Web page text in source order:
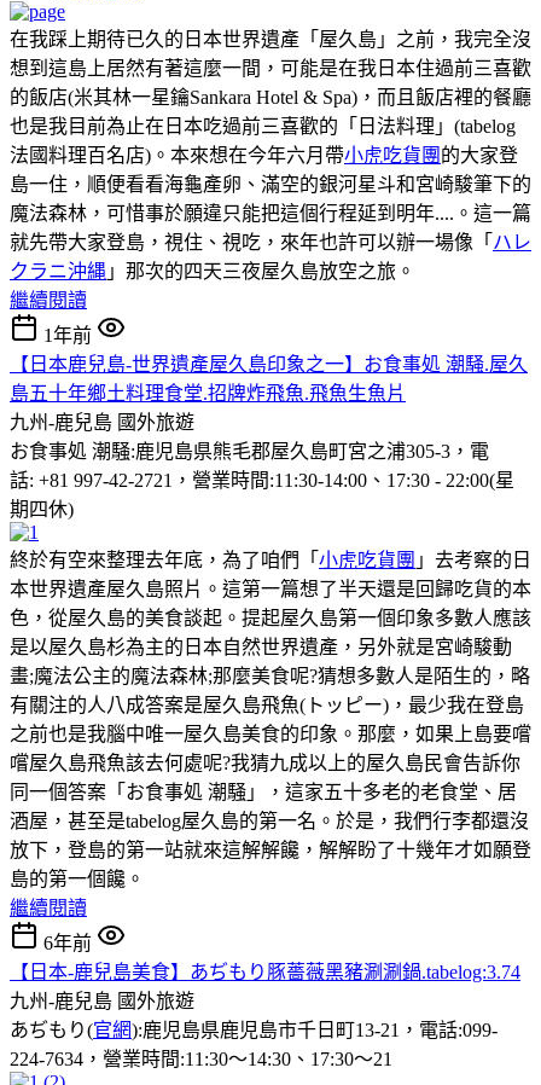
在我踩上期待已久的日本世界遺產「屋久島」之前，我完全沒
想到這島上居然有著這麼一間，可能是在我日本住過前三喜歡
的飯店(米其林一星鑰Sankara Hotel & Spa)，而且飯店裡的餐廳
也是我目前為止在日本吃過前三喜歡的「日法料理」(tabelog
法國料理百名店)。本來想在今年六月帶小虎吃貨團 的大家登
島一住，順便看看海龜產卵、滿空的銀河星斗和宮崎駿筆下的
魔法森林，可惜事於願違只能把這個行程延到明年....。這一篇
就先帶大家登島，視住、視吃，來年也許可以辦一場像「 ハレ
クラニ沖縄 」那次的四天三夜屋久島放空之旅。
繼續閱讀
1年前
【日本鹿兒島-世界遺產屋久島印象之一】お食事処 潮騒.屋久
島五十年鄉土料理食堂.招牌炸飛魚.飛魚生魚片
九州-鹿兒島 國外旅遊
お食事処 潮騒:鹿児島県熊毛郡屋久島町宮之浦305-3，電
話: +81 997-42-2721，營業時間:11:30-14:00、17:30 - 22:00(星
期四休)
終於有空來整理去年底，為了咱們「 小虎吃貨團 」去考察的日
本世界遺產屋久島照片。這第一篇想了半天還是回歸吃貨的本
色，從屋久島的美食談起。提起屋久島第一個印象多數人應該
是以屋久島杉為主的日本自然世界遺產，另外就是宮崎駿動
畫;魔法公主的魔法森林;那麼美食呢?猜想多數人是陌生的，略
有關注的人八成答案是屋久島飛魚(トッピー)，最少我在登島
之前也是我腦中唯一屋久島美食的印象。那麼，如果上島要嚐
嚐屋久島飛魚該去何處呢?我猜九成以上的屋久島民會告訴你
同一個答案「お食事処 潮騒」，這家五十多老的老食堂、居
酒屋，甚至是tabelog屋久島的第一名。於是，我們行李都還沒
放下，登島的第一站就來這解解饞，解解盼了十幾年才如願登
島的第一個饞。
繼續閱讀
6年前
【日本-鹿兒島美食】あぢもり豚薔薇黑豬涮涮鍋.tabelog:3.74
九州-鹿兒島 國外旅遊
あぢもり(官網):鹿児島県鹿児島市千日町13-21，電話:099-
224-7634，營業時間:11:30～14:30、17:30～21